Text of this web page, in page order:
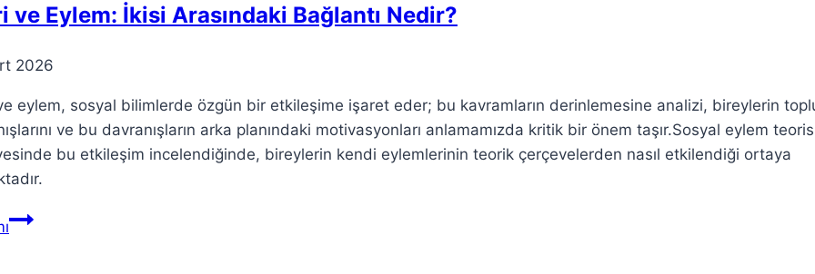
ve Eylem: İkisi Arasındaki Bağlantı Nedir?
2026
eylem, sosyal bilimlerde özgün bir etkileşime işaret eder; bu kavramların derinlemesine analizi, bireylerin
ve bu davranışların arka planındaki motivasyonları anlamamızda kritik bir önem taşır.Sosyal eylem
bu etkileşim incelendiğinde, bireylerin kendi eylemlerinin teorik çerçevelerden nasıl etkilendiği ortaya
Teori